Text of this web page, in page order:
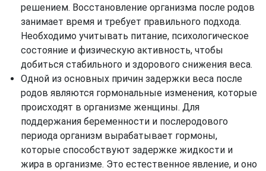
решением. Восстановление организма после родов
занимает время и требует правильного подхода.
Необходимо учитывать питание, психологическое
состояние и физическую активность, чтобы
добиться стабильного и здорового снижения веса.
Одной из основных причин задержки веса после
родов являются гормональные изменения, которые
происходят в организме женщины. Для
поддержания беременности и послеродового
периода организм вырабатывает гормоны,
которые способствуют задержке жидкости и
жира в организме. Это естественное явление, и оно